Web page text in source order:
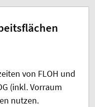
von FLOH und
(inkl. Vorraum
nutzen.